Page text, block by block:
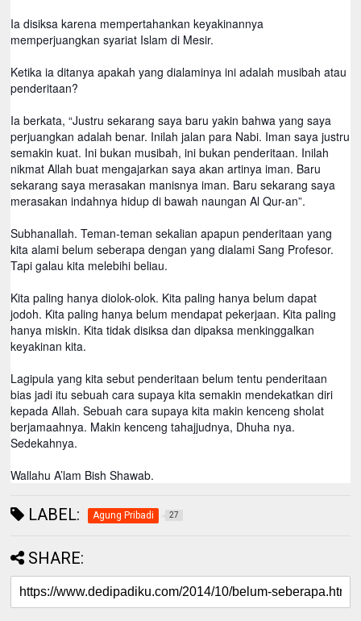
Ia disiksa karena mempertahankan keyakinannya
memperjuangkan syariat Islam di Mesir.
Ketika ia ditanya apakah yang dialaminya ini adalah musibah atau
penderitaan?
Ia berkata, “Justru sekarang saya baru yakin bahwa yang saya
perjuangkan adalah benar. Inilah jalan para Nabi. Iman saya justru
semakin kuat. Ini bukan musibah, ini bukan penderitaan. Inilah
nikmat Allah buat mengajarkan saya akan artinya iman. Baru
sekarang saya merasakan manisnya iman. Baru sekarang saya
merasakan indahnya hidup di bawah naungan Al Qur-an”.
Subhanallah. Teman-teman sekalian apapun penderitaan yang
kita alami belum seberapa dengan yang dialami Sang Profesor.
Tapi galau kita melebihi beliau.
Kita paling hanya diolok-olok. Kita paling hanya belum dapat
jodoh. Kita paling hanya belum mendapat pekerjaan. Kita paling
hanya miskin. Kita tidak disiksa dan dipaksa menkinggalkan
keyakinan kita.
Lagipula yang kita sebut penderitaan belum tentu penderitaan
bias jadi itu sebuah cara supaya kita semakin mendekatkan diri
kepada Allah. Sebuah cara supaya kita makin kenceng sholat
berjamaahnya. Makin kenceng tahajjudnya, Dhuha nya.
Sedekahnya.
Wallahu A’lam Bish Shawab.
LABEL: Agung Pribadi 27
SHARE: